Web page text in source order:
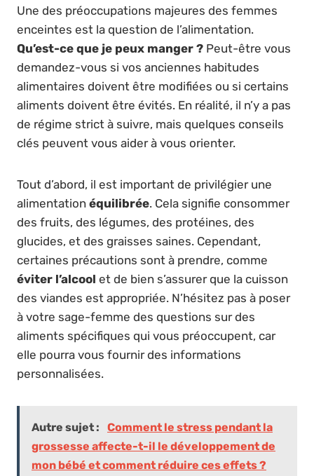
Une des préoccupations majeures des femmes
enceintes est la question de l’alimentation.
Qu’est-ce que je peux manger ? Peut-être vous
demandez-vous si vos anciennes habitudes
alimentaires doivent être modifiées ou si certains
aliments doivent être évités. En réalité, il n’y a pas
de régime strict à suivre, mais quelques conseils
clés peuvent vous aider à vous orienter.
Tout d’abord, il est important de privilégier une
alimentation équilibrée. Cela signifie consommer
des fruits, des légumes, des protéines, des
glucides, et des graisses saines. Cependant,
certaines précautions sont à prendre, comme
éviter l’alcool et de bien s’assurer que la cuisson
des viandes est appropriée. N’hésitez pas à poser
à votre sage-femme des questions sur des
aliments spécifiques qui vous préoccupent, car
elle pourra vous fournir des informations
personnalisées.
Autre sujet :
Comment le stress pendant la
grossesse affecte-t-il le développement de
mon bébé et comment réduire ces effets ?